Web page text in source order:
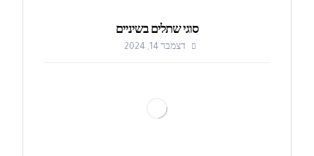
סוגי שתלים בשיניים
דצמבר 14, 2024